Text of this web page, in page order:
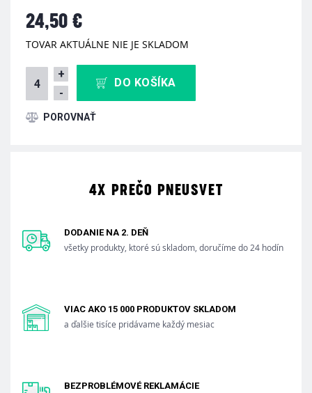
24,50 €
TOVAR AKTUÁLNE NIE JE SKLADOM
+
-
DO KOŠÍKA
4X PREČO PNEUSVET
DODANIE NA 2. DEŇ
všetky produkty, ktoré sú skladom, doručíme do 24 hodín
VIAC AKO 15 000 PRODUKTOV SKLADOM
a ďalšie tisíce pridávame každý mesiac
BEZPROBLÉMOVÉ REKLAMÁCIE